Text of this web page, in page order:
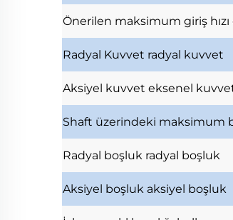
Önerilen maksimum giriş hızı
Radyal Kuvvet radyal kuvvet
Aksiyel kuvvet eksenel
Shaft üzerindeki maksimum
Radyal boşluk radyal boşluk
Aksiyel boşluk aksiyel boşluk